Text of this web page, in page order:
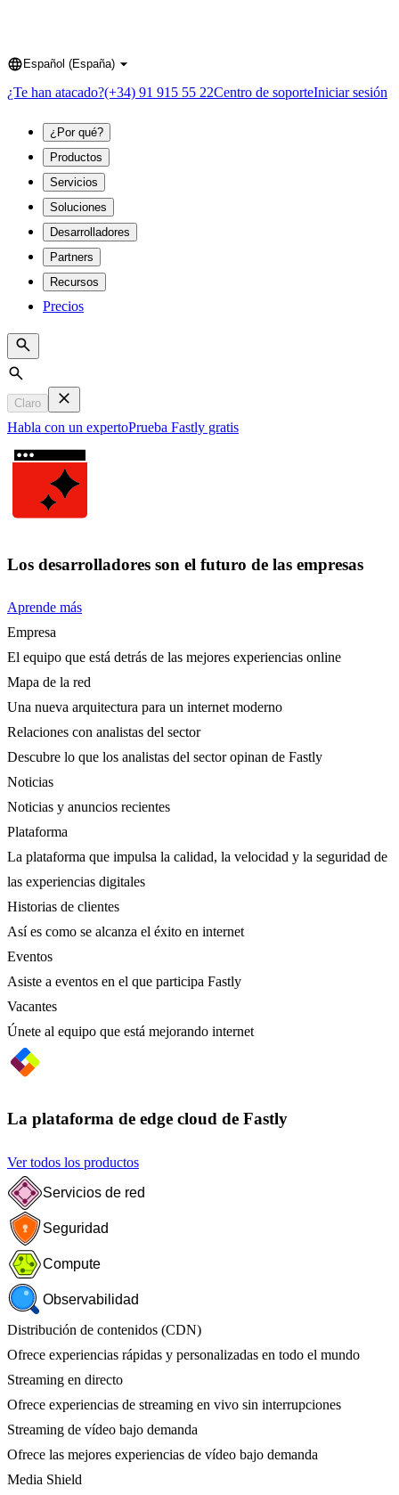
Language
Español (España)
¿Te han atacado?(+34) 91 915 55 22Centro de soporteIniciar sesión
¿Por qué?
Productos
Servicios
Soluciones
Desarrolladores
Partners
Recursos
Precios
Search
Claro
Habla con un expertoPrueba Fastly gratis
Los desarrolladores son el futuro de las empresas
Aprende más
Empresa
El equipo que está detrás de las mejores experiencias online
Mapa de la red
Una nueva arquitectura para un internet moderno
Relaciones con analistas del sector
Descubre lo que los analistas del sector opinan de Fastly
Noticias
Noticias y anuncios recientes
Plataforma
La plataforma que impulsa la calidad, la velocidad y la seguridad de
las experiencias digitales
Historias de clientes
Así es como se alcanza el éxito en internet
Eventos
Asiste a eventos en el que participa Fastly
Vacantes
Únete al equipo que está mejorando internet
La plataforma de edge cloud de Fastly
Ver todos los productos
Servicios de red
Seguridad
Compute
Observabilidad
Distribución de contenidos (CDN)
Ofrece experiencias rápidas y personalizadas en todo el mundo
Streaming en directo
Ofrece experiencias de streaming en vivo sin interrupciones
Streaming de vídeo bajo demanda
Ofrece las mejores experiencias de vídeo bajo demanda
Media Shield